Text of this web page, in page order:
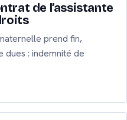
de l’assistante
prend fin,
dues : indemnité de